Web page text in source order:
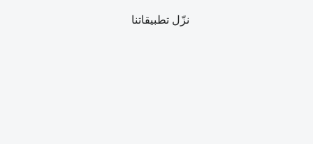
نزّل تطبيقاتنا